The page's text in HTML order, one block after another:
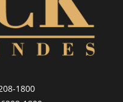
1800